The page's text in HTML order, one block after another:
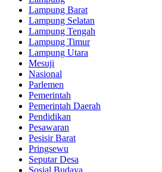
Lampung Barat
Lampung Selatan
Lampung Tengah
Lampung Timur
Lampung Utara
Mesuji
Nasional
Parlemen
Pemerintah
Pemerintah Daerah
Pendidikan
Pesawaran
Pesisir Barat
Pringsewu
Seputar Desa
Sosial Budaya